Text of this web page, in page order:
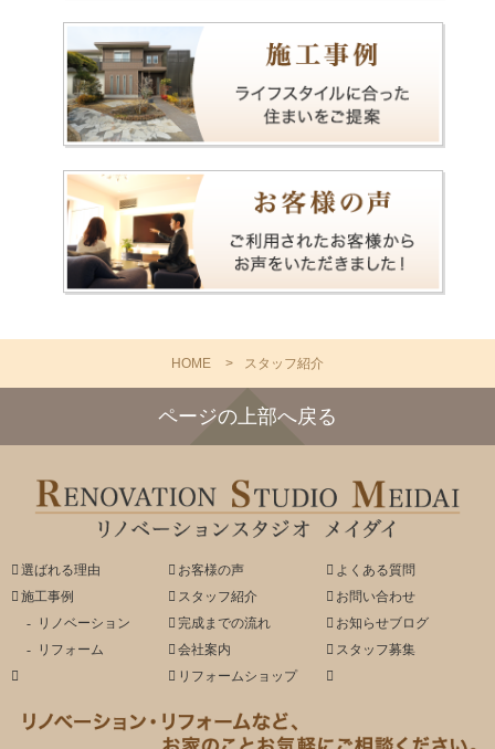
HOME スタッフ紹介
ページの上部へ戻る
選ばれる理由
施工事例
リノベーション
リフォーム
お客様の声
スタッフ紹介
完成までの流れ
会社案内
リフォームショップ
よくある質問
お問い合わせ
お知らせブログ
スタッフ募集